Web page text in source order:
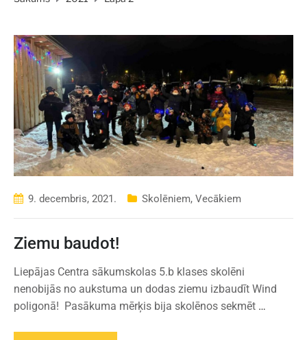
9. decembris, 2021. Skolēniem, Vecākiem
Ziemu baudot!
Liepājas Centra sākumskolas 5.b klases skolēni
nenobijās no aukstuma un dodas ziemu izbaudīt Wind
poligonā! Pasākuma mērķis bija skolēnos sekmēt …